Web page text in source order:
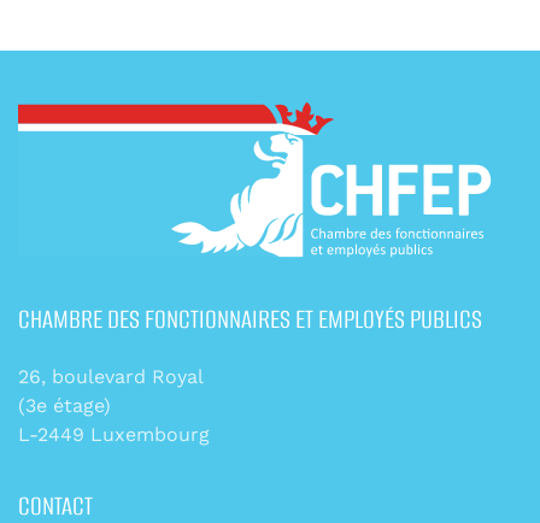
CHAMBRE DES FONCTIONNAIRES ET EMPLOYÉS PUBLICS
26, boulevard Royal
(3e étage)
L-2449 Luxembourg
CONTACT